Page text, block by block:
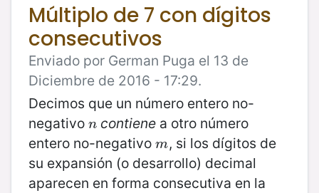
Múltiplo de 7 con dígitos
consecutivos
Enviado por German Puga el 13 de
Diciembre de 2016 - 17:29.
Decimos que un número entero no-
negativo n
n contiene a otro número
entero no-negativo m
m, si los dígitos de
su expansión (o desarrollo) decimal
aparecen en forma consecutiva en la